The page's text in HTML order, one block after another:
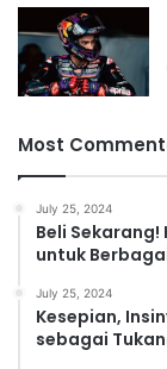
Most
July 25, 2024
Beli Sekarang!
untuk
July 25, 2024
Kesepian,
sebagai